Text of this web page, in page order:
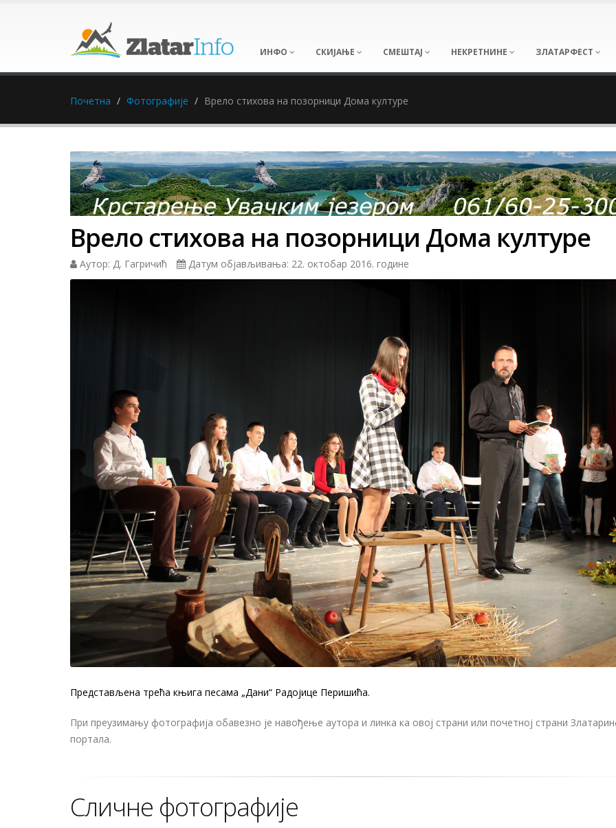
ИНФО СКИЈАЊЕ СМЕШТАЈ НЕКРЕТНИНЕ ЗЛАТАРФЕСТ
Почетна Фотографије Врело стихова на позорници Дома културе
Врело стихова на позорници Дома културе
Аутор: Д. Гагричић Датум објављивања: 22. октобар 2016. године
Представљена трећа књига песама „Дани“ Радојице Перишића.
При преузимању фотографија обавезно је навођење аутора и линка ка овој страни или почетној страни
портала.
Сличне фотографије